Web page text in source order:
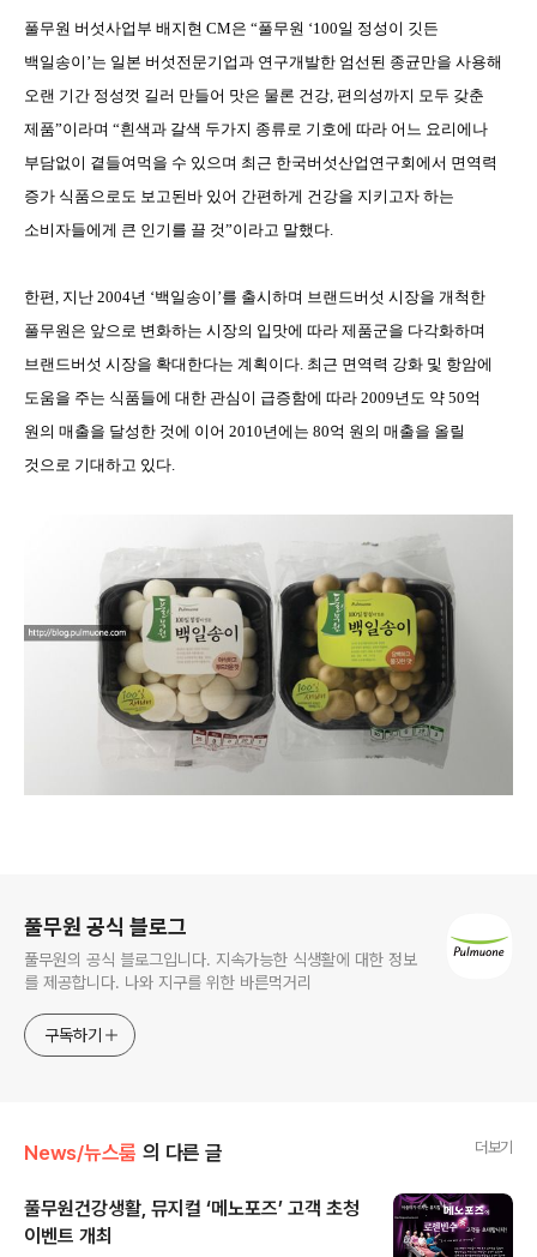
풀무원 버섯사업부 배 지현 CM은 “풀무원 ‘100일 정성이 깃든
백일송이’는 일본 버섯전문기업과 연구개발한 엄선된 종균만을 사용해
오랜 기간 정성껏 길러 만들어 맛은 물론 건강, 편의성까지 모두 갖춘
제품”이라며 “흰색과 갈색 두가지 종류로 기호에 따라 어느 요리에나
부담없이 곁들여먹을 수 있으며 최근 한국버섯산업연구회에서 면역력
증가 식품으로도 보고된바 있어 간편하게 건강을 지키고자 하는
소비자들에게 큰 인기를 끌 것”이라고 말했다.
한편, 지난 2004년 ‘백일송이 ’를 출시하며 브랜드버섯 시장을 개척한
풀무원은 앞으로 변화하는 시장의 입맛에 따라 제품군을 다각화하며
브랜드버섯 시장을 확대한다는 계획이다. 최근 면역력 강화 및 항암에
도움을 주는 식품들에 대한 관심이 급증함에 따라 2009년도 약 50억
원의 매출을 달성한 것에 이어 2010년에는 80억 원의 매출을 올릴
것으로 기대하고 있다.
풀무원 공식 블로그
풀무원의 공식 블로그입니다. 지속가능한 식생활에 대한 정보
를 제공합니다. 나와 지구를 위한 바른먹거리
구독하기
News/뉴스룸 의 다른 글 더보기
풀무원건강생활, 뮤지컬 ‘메노포즈’ 고객 초청
이벤트 개최